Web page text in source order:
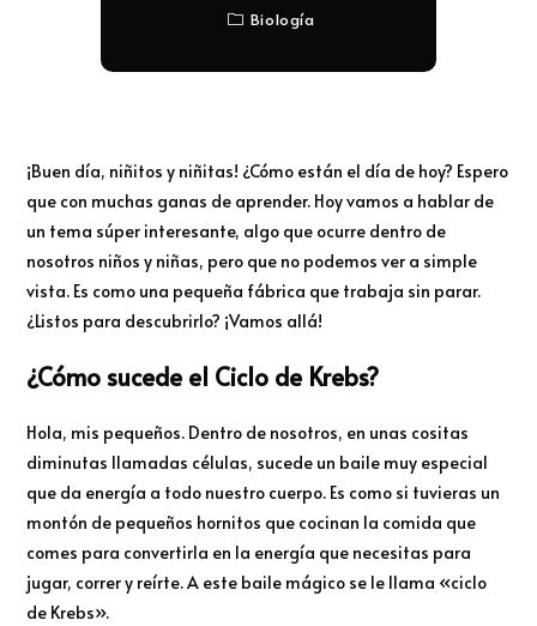
Biología
¡Buen día, niñitos y niñitas! ¿Cómo están el día de hoy? Espero
que con muchas ganas de aprender. Hoy vamos a hablar de
un tema súper interesante, algo que ocurre dentro de
nosotros niños y niñas, pero que no podemos ver a simple
vista. Es como una pequeña fábrica que trabaja sin parar.
¿Listos para descubrirlo? ¡Vamos allá!
¿Cómo sucede el Ciclo de Krebs?
Hola, mis pequeños. Dentro de nosotros, en unas cositas
diminutas llamadas células, sucede un baile muy especial
que da energía a todo nuestro cuerpo. Es como si tuvieras un
montón de pequeños hornitos que cocinan la comida que
comes para convertirla en la energía que necesitas para
jugar, correr y reírte. A este baile mágico se le llama «ciclo
de Krebs».